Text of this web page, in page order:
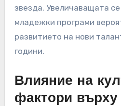
звезда. Увеличаващата
младежки програми
развитието на нови
години.
Влияние на
фактори върху